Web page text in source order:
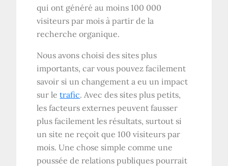
qui ont généré au moins 100 000
visiteurs par mois à partir de la
recherche organique.
Nous avons choisi des sites plus
importants, car vous pouvez facilement
savoir si un changement a eu un impact
sur letrafic. Avec des sites plus petits,
les facteurs externes peuvent fausser
plus facilement les résultats, surtout si
un site ne reçoit que 100 visiteurs par
mois. Une chose simple comme une
poussée de relations publiques pourrait